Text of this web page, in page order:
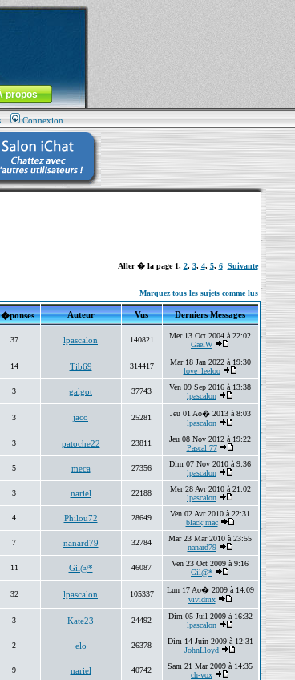
propos
Connexion
Aller � la page 1, 2, 3, 4, 5, 6 Suivante
Marquez tous les sujets comme lus
Auteur Vus Derniers Messages
37 lpascalon 140821
Mer 13 Oct 2004 à 22:02
GaelW
14 Tib69 314417
Mar 18 Jan 2022 à 19:30
love_leeloo
3 galgot 37743
Ven 09 Sep 2016 à 13:38
lpascalon
3 jaco 25281
Jeu 01 Ao� 2013 à 8:03
lpascalon
3 patoche22 23811
Jeu 08 Nov 2012 à 19:22
Pascal 77
5 meca 27356
Dim 07 Nov 2010 à 9:36
lpascalon
3 nariel 22188
Mer 28 Avr 2010 à 21:02
lpascalon
4 Philou72 28649
Ven 02 Avr 2010 à 22:31
blackjmac
7 nanard79 32784
Mar 23 Mar 2010 à 23:55
nanard79
11 Gil@* 46087
Ven 23 Oct 2009 à 9:16
Gil@*
32 lpascalon 105337
Lun 17 Ao� 2009 à 14:09
vividmx
3 Kate23 24492
Dim 05 Juil 2009 à 16:32
lpascalon
2 elo 26378
Dim 14 Juin 2009 à 12:31
JohnLloyd
9 nariel 40742
Sam 21 Mar 2009 à 14:35
ch-vox